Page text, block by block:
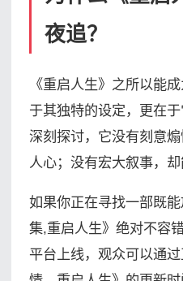
夜追？
《重启人生》之所以能
于其独特的设定，更在
深刻探讨，它没有刻意
人心；没有宏大叙事，
如果你正在寻找一部既
集,重启人生》绝对不容
平台上线，观众可以通